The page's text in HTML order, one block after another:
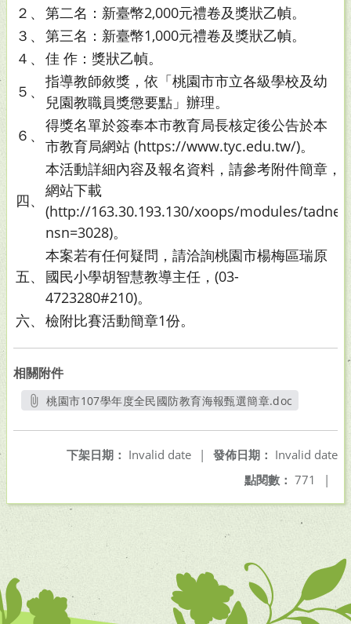
２、 第二名：新臺幣2,000元禮卷及獎狀乙幀。
３、 第三名：新臺幣1,000元禮卷及獎狀乙幀。
４、 佳 作：獎狀乙幀。
５、
指導教師敘獎，依「桃園市市立各級學校及幼
兒園教職員獎懲要點」辦理。
６、
得獎名單於簽奉本市教育局長核定後公告於本
市教育局網站 (https://www.tyc.edu.tw/)。
四、
本活動詳細內容及報名資料，請參考附件簡章，
網站下載
(http://163.30.193.130/xoops/modules/
nsn=3028)。
五、
本案若有任何疑問，請洽詢桃園市楊梅區瑞原
國民小學胡智慧教導主任，(03-
4723280#210)。
六、 檢附比賽活動簡章1份。
相關附件
桃園市107學年度全民國防教育海報甄選簡章.doc
發佈日期： Invalid date
下架日期： Invalid date
|
點閱數： 771 |